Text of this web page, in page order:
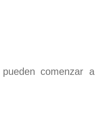
comenzar